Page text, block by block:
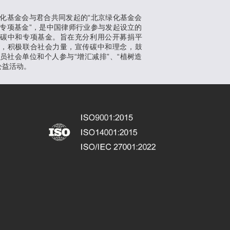
基金会与君合共同发起的“北京绿化基金会
项基金”，是中国律师行业参与发起设立的
中和专项基金。旨在充分利用公开募捐平
积极联合社会力量，宣传碳中和理念，鼓
社会单位和个人参与“增汇减排”、“植树造
活动。